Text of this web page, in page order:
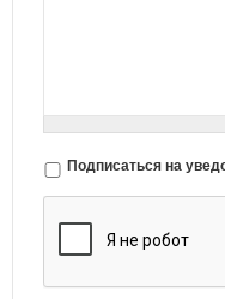
Подписаться на